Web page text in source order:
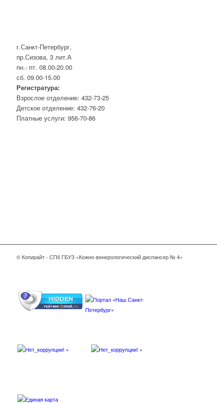
г.Санкт-Петербург,
пр.Сизова, 3 лит.А
пн.- пт. 08.00-20.00
сб. 09.00-15.00
Регистратура:
Взрослое отделение: 432-73-25
Детское отделение: 432-76-20
Платные услуги: 956-70-86
© Копирайт - СПб ГБУЗ «Кожно-венерологический диспансер № 4»